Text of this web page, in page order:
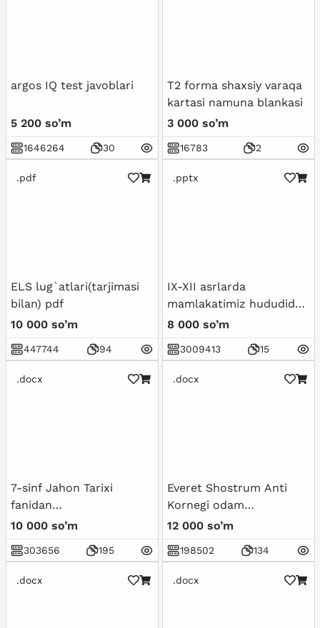
argos IQ test javoblari
5 200 so’m
1646264 30
T2 forma shaxsiy varaqa
kartasi namuna blankasi
3 000 so’m
16783 2
.pdf
ELS lug`atlari(tarjimasi
bilan) pdf
10 000 so’m
447744 94
.pptx
IX-XII asrlarda
mamlakatimiz hududida
ro'y bergan madaniy
uyg'onish
(Renessans).Buyuk
allomalarning jahon
8 000 so’m
3009413 15
.docx
7-sinf Jahon Tarixi
fanidan
mavzulashtirilgan test
savollar to'plami
10 000 so’m
303656 195
.docx
Everet Shostrum Anti
Kornegi odam
manipulyator
12 000 so’m
198502 134
.docx .docx